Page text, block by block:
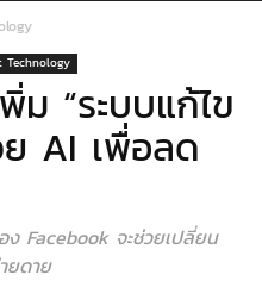
Technology
ม “ระบบแก้ไข
AI เพื่อลด
Facebook จะช่วยเปลี่ยน
ยดาย